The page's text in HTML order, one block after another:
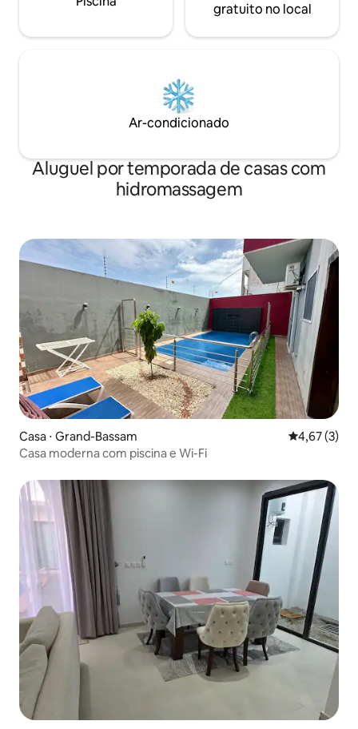
gratuito no local
Ar-condicionado
Aluguel por temporada de casas com
hidromassagem
Casa ⋅ Grand-Bassam 4,67 de
4,67 (3)
Casa moderna com piscina e Wi-Fi